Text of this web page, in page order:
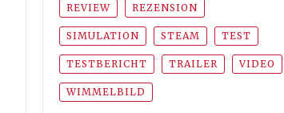
REVIEW REZENSION
SIMULATION STEAM TEST
TESTBERICHT TRAILER VIDEO
WIMMELBILD